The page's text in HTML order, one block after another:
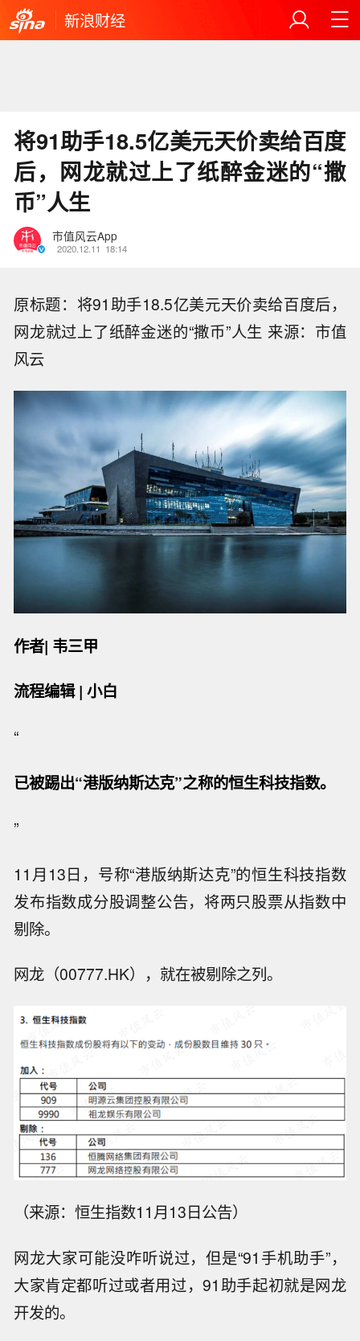
新浪财经
将91助手18.5亿美元天价卖给百度
后，网龙就过上了纸醉金迷的“撒
币”人生
市值风云App
2020.12.11 18:14
原标题：将91助手18.5亿美元天价卖给百度后，
网龙就过上了纸醉金迷的“撒币”人生 来源：市值
风云
作者| 韦三甲
流程编辑 | 小白
“
已被踢出“港版纳斯达克”之称的恒生科技指数。
”
11月13日，号称“港版纳斯达克”的恒生科技指数
发布指数成分股调整公告，将两只股票从指数中
剔除。
网龙（00777.HK），就在被剔除之列。
（来源：恒生指数11月13日公告）
网龙大家可能没咋听说过，但是“91手机助手”，
大家肯定都听过或者用过，91助手起初就是网龙
开发的。